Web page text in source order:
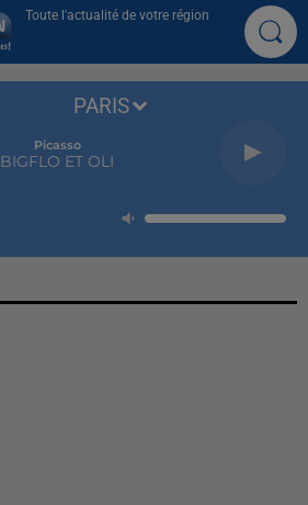
Toute l'actualité de votre région
Picasso
BIGFLO ET OLI
PARIS